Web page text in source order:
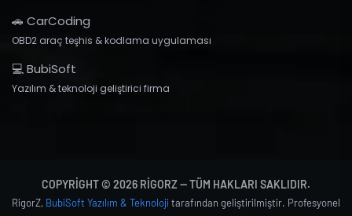
🚗 CarCoding
OBD2 araç teşhis & kodlama uygulaması
💻 BubiSoft
Yazılım & teknoloji geliştirici firma
COPYRIGHT © 2026 RIGORZ — TÜM HAKLARI SAKLIDIR.
RigorZ, BubiSoft Yazılım & Teknoloji tarafından geliştirilmiştir. Profesyonel